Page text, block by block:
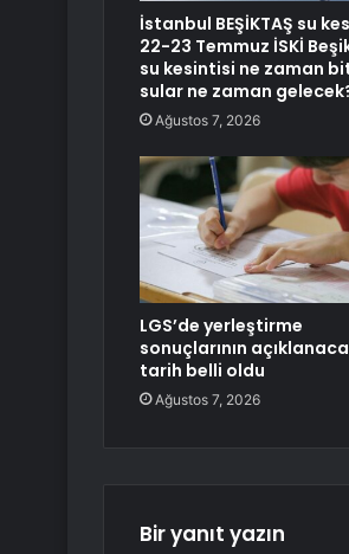
İstanbul BEŞİKTAŞ su
22-23 Temmuz İSKİ
su kesintisi ne zaman
sular ne zaman
Ağustos 7, 2026
LGS’de yerleştirme
sonuçlarının
tarih belli oldu
Ağustos 7, 2026
Bir yanıt yazın